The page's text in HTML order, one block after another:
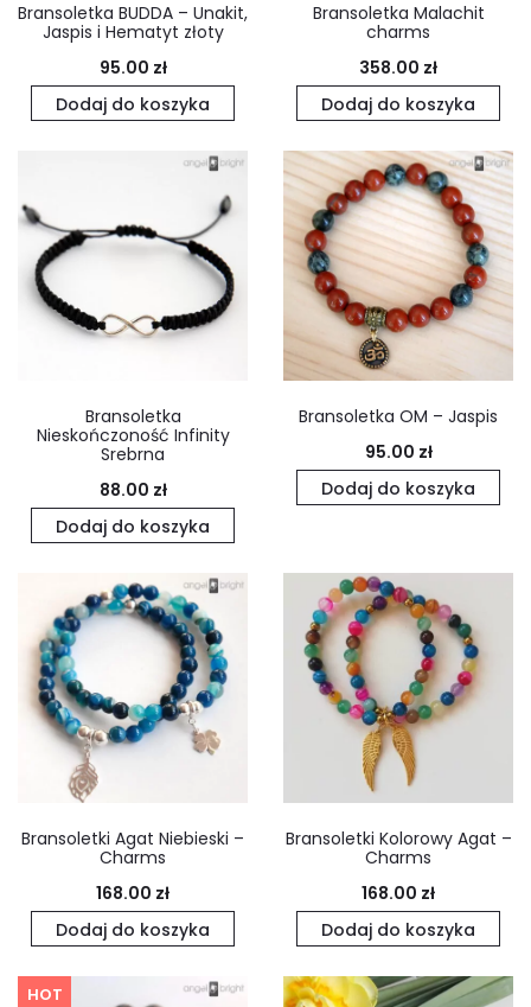
Bransoletka BUDDA – Unakit,
Jaspis i Hematyt złoty
95.00 zł
Dodaj do koszyka
Bransoletka Malachit
charms
358.00 zł
Dodaj do koszyka
Bransoletka
Nieskończoność Infinity
Srebrna
88.00 zł
Dodaj do koszyka
Bransoletka OM – Jaspis
95.00 zł
Dodaj do koszyka
Bransoletki Agat Niebieski –
Charms
168.00 zł
Dodaj do koszyka
Bransoletki Kolorowy Agat –
Charms
168.00 zł
Dodaj do koszyka
HOT